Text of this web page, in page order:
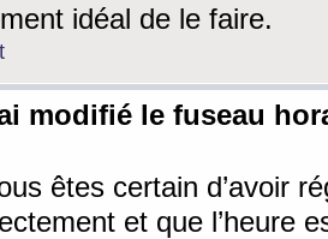
idéal de le faire.
modifié le fuseau
êtes certain d’avoir
et que l’heure